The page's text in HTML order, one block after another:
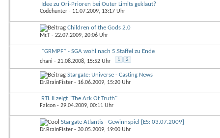
Idee zu Ori-Prioren bei Outer Limits geklaut?
Codehunter - 11.07.2009, 13:17 Uhr
Children of the Gods 2.0
Mr.T - 22.07.2009, 20:06 Uhr
*GRMPF* - SGA wohl nach 5.Staffel zu Ende
chani - 21.08.2008, 15:52 Uhr 1 2
Stargate: Universe - Casting News
Dr.BrainFister - 16.06.2009, 15:20 Uhr
RTL II zeigt "The Ark Of Truth"
Falcon - 29.04.2009, 00:11 Uhr
Stargate Atlantis - Gewinnspiel [ES: 03.07.2009]
Dr.BrainFister - 30.05.2009, 19:00 Uhr